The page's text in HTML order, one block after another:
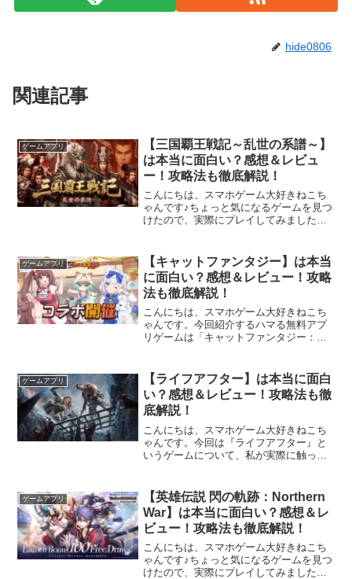
hide0806
関連記事
ゲームアプリ
【三国覇王戦記～乱世の系譜～】
は本当に面白い？感想＆レビュ
ー！攻略法も徹底解説！
こんにちは、スマホゲーム大好きねこち
ゃんです♪ちょっと気になるゲームを見つ
けたので、実際にプレイしてみました！
将の育成や戦略バトルをじっくり楽しめ
るストラテジーゲーム…...
ゲームアプリ
【キャットファンタジー】は本当
に面白い？感想＆レビュー！攻略
法も徹底解説！
こんにちは、スマホゲーム大好きねこち
ゃんです。今回紹介するハマる無料アプ
リゲームは「キャットファンタジー：猫
一緒にレストランを経営しながら、世界
の危機に立ち向かって...
ゲームアプリ
【ライフアフター】は本当に面白
い？感想＆レビュー！攻略法も徹
底解説！
こんにちは、スマホゲーム大好きねこち
ゃんです。今回は『ライフアフター』と
いうゲームについて、私が実際に触って
ていきますね！↓こちらから無料でダウン
ロード出来ます↓ダウンロ...
ゲームアプリ
【英雄伝説 閃の軌跡：Northern
War】は本当に面白い？感想＆レ
ビュー！攻略法も徹底解説！
こんにちは、スマホゲーム大好きねこち
ゃんです♪ちょっと気になるゲームを見つ
けたので、実際にプレイしてみました！